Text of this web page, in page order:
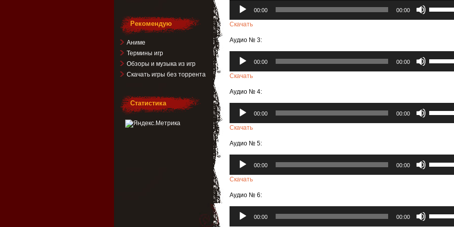
или
00:00 00:00
клавиши
или
Скачать
Аудио № 3:
00:00 00:00
клавиши
или
Скачать
Аудио № 4:
00:00 00:00
клавиши
или
Скачать
Аудио № 5:
00:00 00:00
клавиши
или
Скачать
Аудио № 6:
00:00 00:00
клавиши
Рекомендую
Аниме
Термины игр
Обзоры и музыка из игр
Скачать игры без торрента
Статистика